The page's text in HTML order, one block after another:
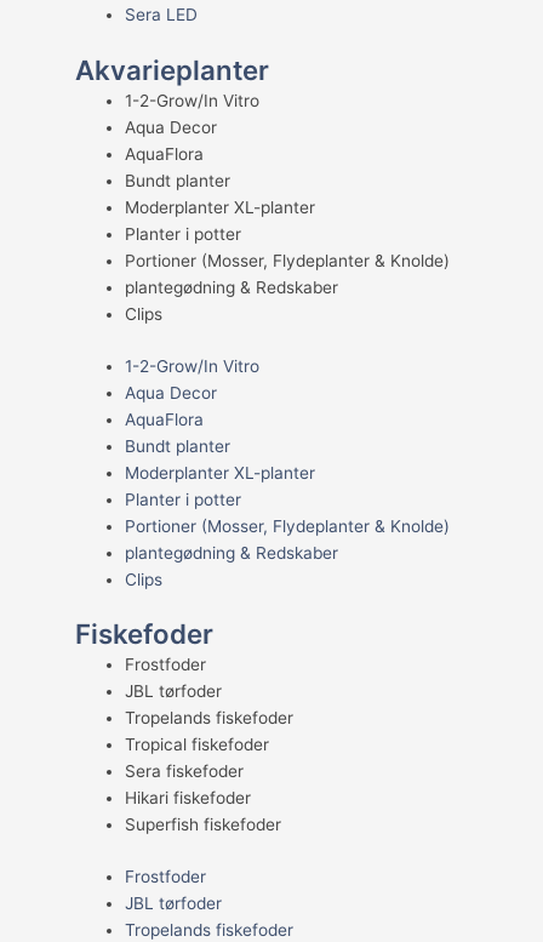
Sera LED
Akvarieplanter
1-2-Grow/In Vitro
Aqua Decor
AquaFlora
Bundt planter
Moderplanter XL-planter
Planter i potter
Portioner (Mosser, Flydeplanter & Knolde)
plantegødning & Redskaber
Clips
1-2-Grow/In Vitro
Aqua Decor
AquaFlora
Bundt planter
Moderplanter XL-planter
Planter i potter
Portioner (Mosser, Flydeplanter & Knolde)
plantegødning & Redskaber
Clips
Fiskefoder
Frostfoder
JBL tørfoder
Tropelands fiskefoder
Tropical fiskefoder
Sera fiskefoder
Hikari fiskefoder
Superfish fiskefoder
Frostfoder
JBL tørfoder
Tropelands fiskefoder